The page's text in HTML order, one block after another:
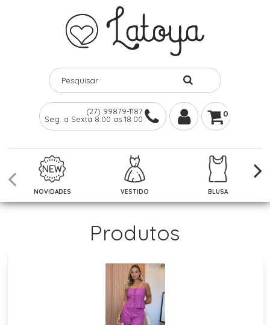
(27) 99879-1187
Seg. a Sexta 8:00 as 18:00
0
NOVIDADES VESTIDO BLUSA
Produtos